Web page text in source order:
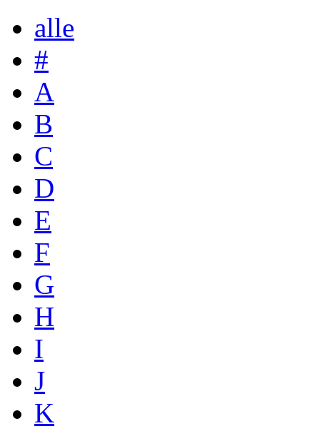
alle
#
A
B
C
D
E
F
G
H
I
J
K